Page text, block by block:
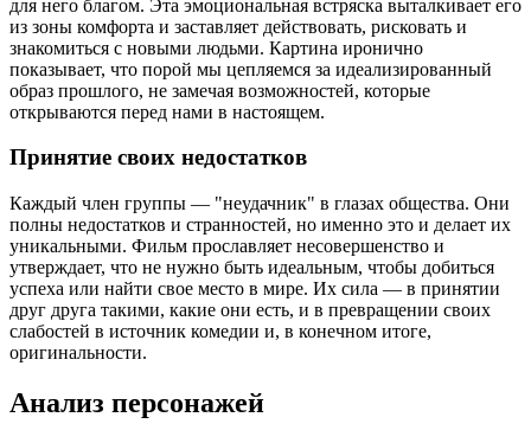
для него благом. Эта эмоциональная встряска выталкивает его
из зоны комфорта и заставляет действовать, рисковать и
знакомиться с новыми людьми. Картина иронично
показывает, что порой мы цепляемся за идеализированный
образ прошлого, не замечая возможностей, которые
открываются перед нами в настоящем.
Принятие своих недостатков
Каждый член группы — "неудачник" в глазах общества. Они
полны недостатков и странностей, но именно это и делает их
уникальными. Фильм прославляет несовершенство и
утверждает, что не нужно быть идеальным, чтобы добиться
успеха или найти свое место в мире. Их сила — в принятии
друг друга такими, какие они есть, и в превращении своих
слабостей в источник комедии и, в конечном итоге,
оригинальности.
Анализ персонажей